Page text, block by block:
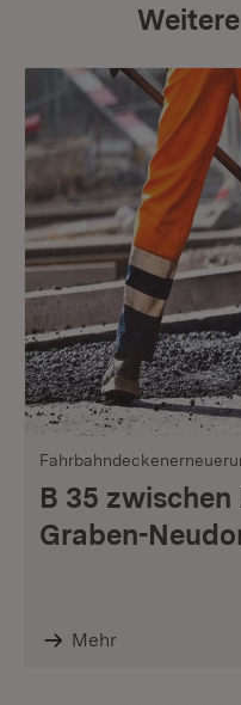
B 35
Graben-
Mehr